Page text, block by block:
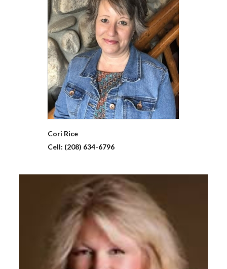
Cori Rice
Cell: (208) 634-6796